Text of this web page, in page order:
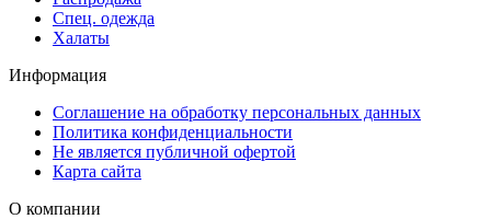
Спец. одежда
Халаты
Информация
Соглашение на обработку персональных данных
Политика конфиденциальности
Не является публичной офертой
Карта сайта
О компании